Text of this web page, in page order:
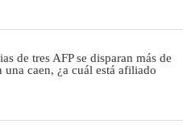
de tres AFP se disparan más de
una caen, ¿a cuál está afiliado